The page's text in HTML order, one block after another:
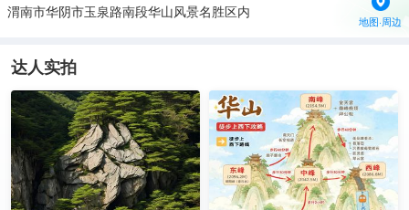
渭南市华阴市玉泉路南段华山风景名胜区内
地图·周边
达人实拍